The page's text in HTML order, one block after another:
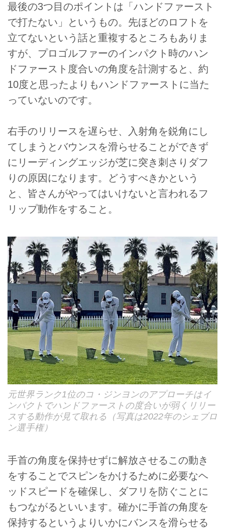
最後の3つ目のポイントは「ハンドファースト
で打たない」というもの。先ほどのロフトを
立てないという話と重複するところもありま
すが、プロゴルファーのインパクト時のハン
ドファースト度合いの角度を計測すると、約
10度と思ったよりもハンドファーストに当た
っていないのです。
右手のリリースを遅らせ、入射角を鋭角にし
てしまうとバウンスを滑らせることができず
にリーディングエッジが芝に突き刺さりダフ
りの原因になります。どうすべきかという
と、皆さんがやってはいけないと言われるフ
リップ動作をすること。
元世界ランク1位のコ・ジンヨンのアプローチはイ
ンパクトでハンドファーストの度合いが弱くリリー
スする動作が見て取れる（写真は2022年のシェブロ
ン選手権）
手首の角度を保持せずに解放させるこの動き
をすることでスピンをかけるために必要なヘ
ッドスピードを確保し、ダフリを防ぐことに
もつながるといいます。確かに手首の角度を
保持するというよりいかにバンスを滑らせる